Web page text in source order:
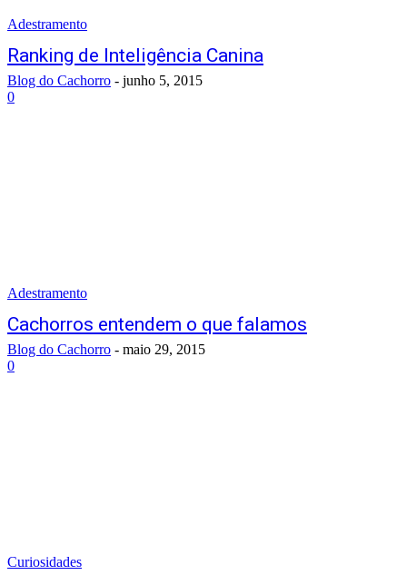
Adestramento
Ranking de Inteligência Canina
Blog do Cachorro - junho 5, 2015
0
Adestramento
Cachorros entendem o que falamos
Blog do Cachorro - maio 29, 2015
0
Curiosidades